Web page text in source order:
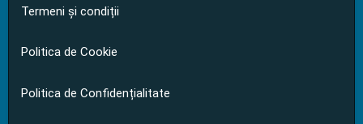
Termeni și condiții
Politica de Cookie
Politica de Confidențialitate